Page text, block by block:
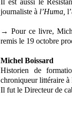
Il est aussi le
journaliste à l’Huma,
→ Pour ce livre,
remis le 19 octobre
Michel Boissard
Historien de
chroniqueur littéraire à
Il fut le Directeur de